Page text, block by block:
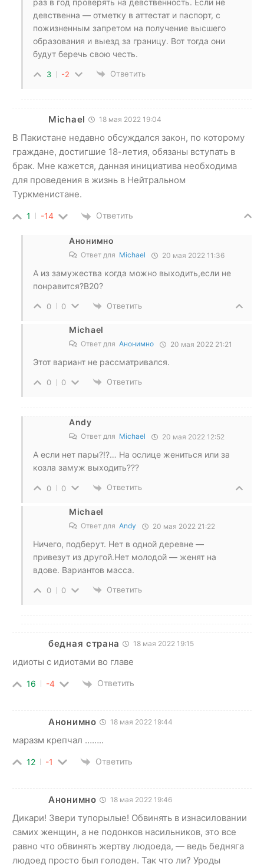
раз в год проверять на девственность. Если не
девственна — отметку в аттестат и паспорт, с
пожизненным запретом на получение высшего
образования и выезд за границу. Вот тогда они
будут беречь свою честь.
3 -2 Ответить
Michael 18 мая 2022 19:04
В Пакистане недавно обсуждался закон, по которому
граждане, достигшие 18-летия, обязаны вступать в
брак. Мне кажется, данная инициатива необходима
для проведения в жизнь в Нейтральном
Туркменистане.
1 -14 Ответить
Анонимно
Ответ для Michael 20 мая 2022 11:36
А из замужества когда можно выходить,если не
понравится?В20?
0 0 Ответить
Michael
Ответ для Анонимно 20 мая 2022 21:21
Этот вариант не рассматривался.
0 0 Ответить
Andy
Ответ для Michael 20 мая 2022 12:52
А если нет пары?!?… На ослице жениться или за
козла замуж выходить???
0 0 Ответить
Michael
Ответ для Andy 20 мая 2022 21:22
Ничего, подберут. Нет в одной деревне —
привезут из другой.Нет молодой — женят на
вдове. Вариантов масса.
0 0 Ответить
бедная страна 18 мая 2022 19:15
идиоты с идиотами во главе
16 -4 Ответить
Анонимно 18 мая 2022 19:44
маразм крепчал ……..
12 -1 Ответить
Анонимно 18 мая 2022 19:46
Дикари! Звери тупорылые! Обвинять в изнасиловании
самих женщин, а не подонков насильников, это все
равно что обвинять жертву людоеда, — ведь бедняга
людоед просто был голоден. Так что ли? Уроды